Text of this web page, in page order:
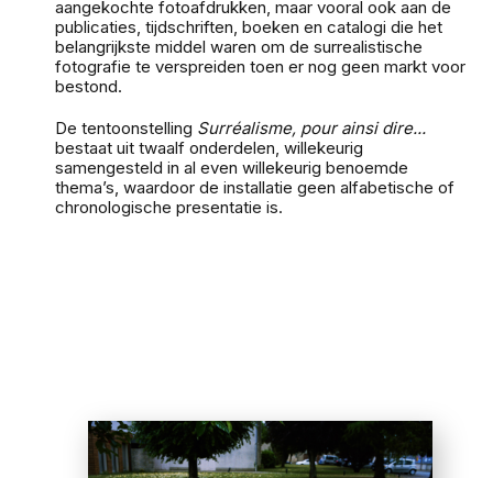
aangekochte fotoafdrukken, maar vooral ook aan de
publicaties, tijdschriften, boeken en catalogi die het
belangrijkste middel waren om de surrealistische
fotografie te verspreiden toen er nog geen markt voor
bestond.
De tentoonstelling Surréalisme, pour ainsi dire...
bestaat uit twaalf onderdelen, willekeurig
samengesteld in al even willekeurig benoemde
thema’s, waardoor de installatie geen alfabetische of
chronologische presentatie is.